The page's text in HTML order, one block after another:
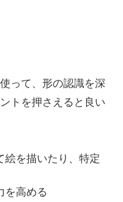
って、形の認識を深
トを押さえると良い
絵を描いたり、特定
を高める